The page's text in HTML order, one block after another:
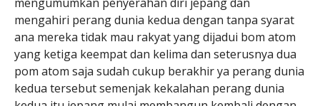
mengumumkan penyerahan diri jepang dan
mengahiri perang dunia kedua dengan tanpa syarat
ana mereka tidak mau rakyat yang dijadui bom atom
yang ketiga keempat dan kelima dan seterusnya dua
pom atom saja sudah cukup berakhir ya perang dunia
kedua tersebut semenjak kekalahan perang dunia